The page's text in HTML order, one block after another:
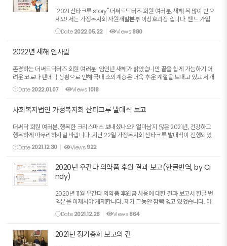
"2021 산타크루 story" 더써드닥터즈 회원 여러분, 새해 복 많이 받으
세요! 저는 가정복지회 자원개발본부 이상호과장 입니다. 밴드 가입
후 처음 인사드리네요.^^ 불과 몇 달 전인데 벌써 작년 이야기가 되
었습니다. 보내주신 귀한 후원금으로 국내 아동들의 ...
Date2022.05.22 Views880
2022년 새해 인사말
존경하는 더써드닥터즈 회원 여러분! 임인년 새해가 밝았습니만 끝을 쉽게 가늠하기 어
려운 코로나 팬데믹 상황으로 인해 국내 소외계층은 더욱 추운 계절을 보내고 있고 저개
발국가들은 큰 사회적인 어려움을 겪고 있습니다. 당면한 문제뿐만 아니라 앞으로 ...
Date2022.01.07 Views1018
사회복지법인 가정복지회 산타크루 발대식 보고
더써닥 회원 여러분, 행복한 크리스마스 보내셨나요? 얼마남지 않은 2021년, 건강하고
행복하게 마무리하시길 바랍니다. 지난 22일 가정복지회 산타크루 발대식이 진행되었
는데요. 노봉근 회장님을 대신하여 발대식에 다녀오게되었습니다. 올해는 49개의 단
체...Date2021.12.30 Views922
2020년 우간다 의약품 후원 결과 보고(한글번역, by Ci
ndy)
2020년 11월 우간다 의약품 후원금 사용에 대한 결과 보고서 한글 번
역본을 이제서야 게재합니다. 제가 그동안 깜빡 잊고 있었습니다. 아
래 글은 2021년 4월 5일 네이버 밴드 게재글을 그대로 옮긴 것입니
다. 한글 요약본은 그림 파일로 글의 말미에, 한글 번...
Date2021.12.28 Views864
2021년 정기총회 보고의 건